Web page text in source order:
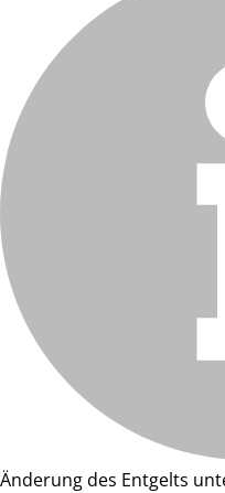
Änderung des Entgelts